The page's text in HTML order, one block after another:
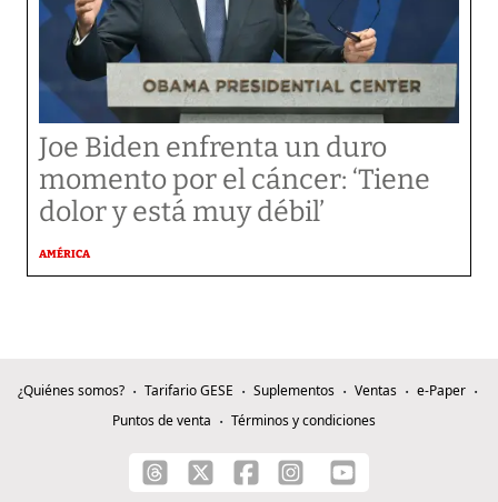
Joe Biden enfrenta un duro
momento por el cáncer: ‘Tiene
dolor y está muy débil’
AMÉRICA
¿Quiénes somos? Tarifario GESE Suplementos Ventas
e-Paper
Puntos de venta
Términos y condiciones